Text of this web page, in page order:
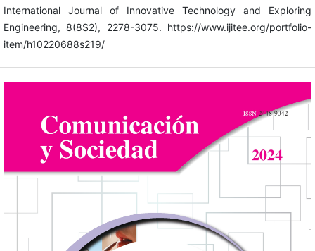
International Journal of Innovative Technology and Exploring
Engineering, 8(8S2), 2278-3075. https://www.ijitee.org/portfolio-
item/h10220688s219/